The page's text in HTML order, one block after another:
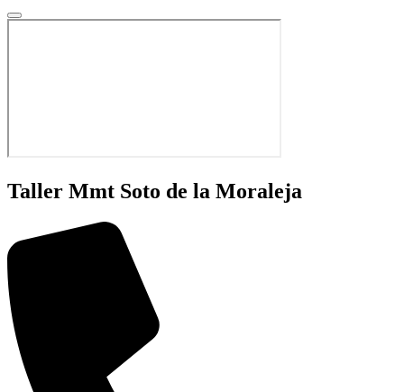
Taller Mmt Soto de la Moraleja